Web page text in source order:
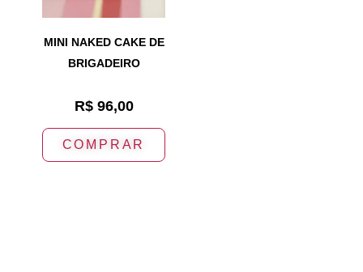
MINI NAKED CAKE DE
BRIGADEIRO
R$96,00
COMPRAR